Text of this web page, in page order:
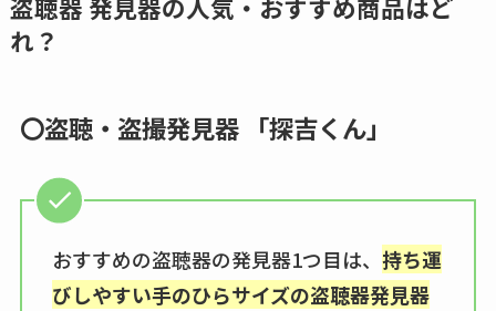
アクアテクトゲルが
こ？楽天・amazonで
れの口コミも調査
盗聴器 発見器の人気・おすすめ商品はど
れ？
〇盗聴・盗撮発見器 「探吉くん」
おすすめの盗聴器の発見器1つ目は、 持ち運
びしやすい手のひらサイズの盗聴器発見器